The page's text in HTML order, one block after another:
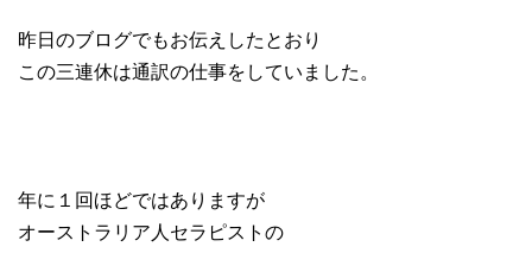
昨日のブログでもお伝えしたとおり
この三連休は通訳の仕事をしていました。
年に１回ほどではありますが
オーストラリア人セラピストの